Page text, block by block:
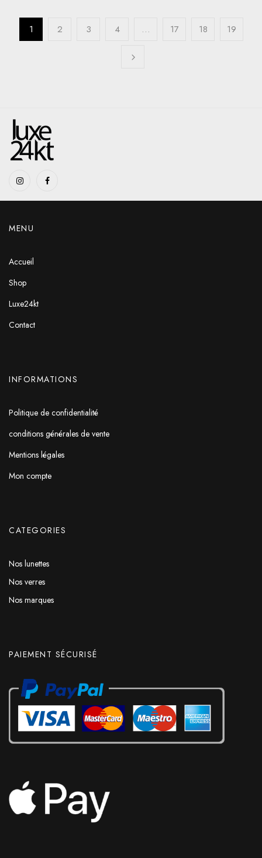
1 2 3 4 … 17 18 19
MENU
Accueil
Shop
Luxe24kt
Contact
INFORMATIONS
Politique de confidentialité
conditions générales de vente
Mentions légales
Mon compte
CATEGORIES
Nos lunettes
Nos verres
Nos marques
PAIEMENT SÉCURISÉ